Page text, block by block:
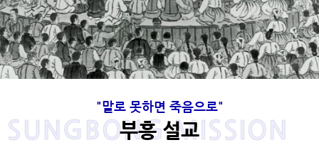
Welcome to SungBong Mission​
‘말로 못하면 죽음으로’
사랑을 전하는 목회자로 복음을 전하는 부흥
사로
고 이성봉 목사님의 발자취는 주님께서 항상
동행하셨습니다.
Welcome to SungBong Mission​
‘말로 못하면 죽음으로’
사랑을 전하는 목회자로 복음을 전하는 부흥
사로
고 이성봉 목사님의 발자취는 주님께서 항상
동행하셨습니다.
Welcome to SungBong Mission​
‘말로 못하면 죽음으로’
사랑을 전하는 목회자로 복음을 전하는 부흥
사로
고 이성봉 목사님의 발자취는 주님께서 항상
동행하셨습니다.
SUNGBONG MISSION
"말로 못하면 죽음으로"
부흥 설교